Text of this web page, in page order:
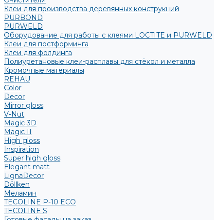
Клеи для производства деревянных конструкций
PURBOND
PURWELD
Оборудование для работы с клеями LOCTITE и PURWELD
Клеи для постформинга
Клеи для фолдинга
Полиуретановые клеи-расплавы для стёкол и металла
Кромочные материалы
REHAU
Color
Decor
Mirror gloss
V-Nut
Magic 3D
Magic II
High gloss
Inspiration
Super high gloss
Elegant matt
LignaDecor
Döllken
Меламин
TECOLINE P-10 ECO
TECOLINE S